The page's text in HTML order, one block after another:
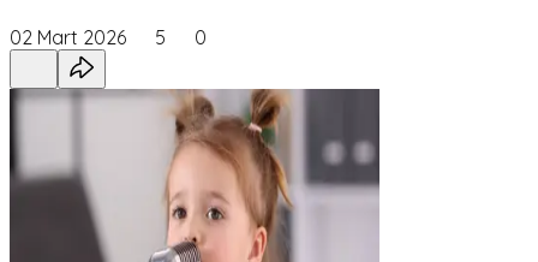
02 Mart 2026 5 0